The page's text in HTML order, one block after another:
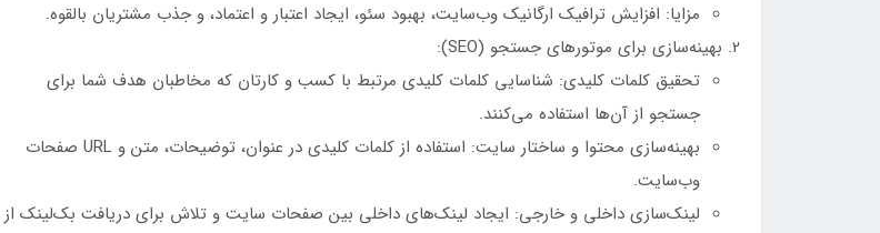
مزایا: افزایش ترافیک ارگانیک وب‌سایت، بهبود سئو، ایجاد اعتبار و اعتماد، و جذب مشتریان بالقوه.
بهینه‌سازی برای موتورهای جستجو (SEO):
تحقیق کلمات کلیدی: شناسایی کلمات کلیدی مرتبط با کسب و کارتان که مخاطبان هدف شما برای
جستجو از آن‌ها استفاده می‌کنند.
بهینه‌سازی محتوا و ساختار سایت: استفاده از کلمات کلیدی در عنوان، توضیحات، متن و URL صفحات
وب‌سایت.
لینک‌سازی داخلی و خارجی: ایجاد لینک‌های داخلی بین صفحات سایت و تلاش برای دریافت بک‌لینک از